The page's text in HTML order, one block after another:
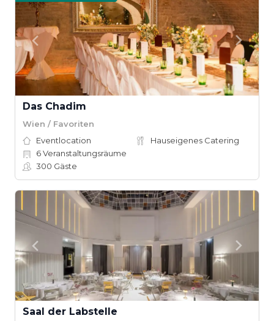
Das Chadim
Wien / Favoriten
Eventlocation
Hauseigenes Catering
6Veranstaltungsräume
300 Gäste
Saal der Labstelle